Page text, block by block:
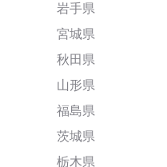
岩手県
宮城県
秋田県
山形県
福島県
茨城県
栃木県